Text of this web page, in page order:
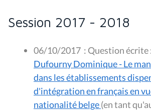
Session 2017 - 2018
06/10/2017 :
Dufourny Dominique - Le
dans les établissements
d'intégration en français en
nationalité belge
(en